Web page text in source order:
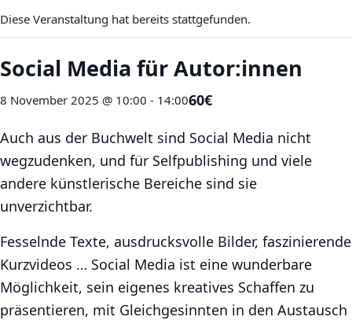
Diese Veranstaltung hat bereits stattgefunden.
Social Media für Autor:innen
8 November 2025 @ 10:00 - 14:0060€
Auch aus der Buchwelt sind Social Media nicht
wegzudenken, und für Selfpublishing und viele
andere künstlerische Bereiche sind sie
unverzichtbar.
Fesselnde Texte, ausdrucksvolle Bilder, faszinierende
Kurzvideos … Social Media ist eine wunderbare
Möglichkeit, sein eigenes kreatives Schaffen zu
präsentieren, mit Gleichgesinnten in den Austausch